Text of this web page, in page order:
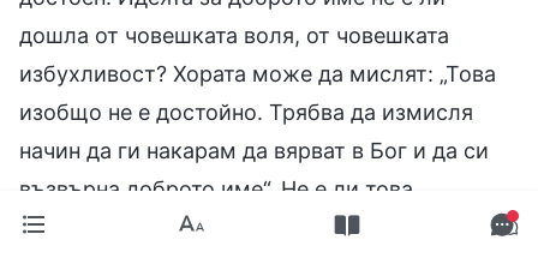
дошла от човешката воля, от човешката
избухливост? Хората може да мислят: „Това
изобщо не е достойно. Трябва да измисля
начин да ги накарам да вярват в Бог и да си
възвърна доброто име“. Не е ли това
породено от човешката воля? Това ли направи